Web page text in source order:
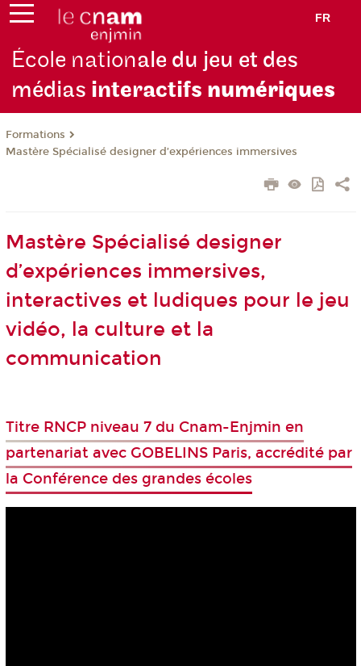
FR
École nationale du jeu et des
médias interactifs numériques
Formations
Mastère Spécialisé designer d’expériences immersives
Mastère Spécialisé designer
d’expériences immersives,
interactives et ludiques pour le jeu
vidéo, la culture et la
communication
Titre RNCP niveau 7 du Cnam-Enjmin en
partenariat avec GOBELINS Paris, accrédité par
la Conférence des grandes écoles